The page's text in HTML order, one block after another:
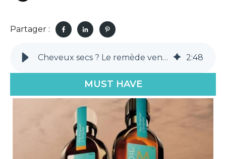
Partager :
Cheveux secs ? Le remède venu du désert marocain 2:48
MUST HAVE